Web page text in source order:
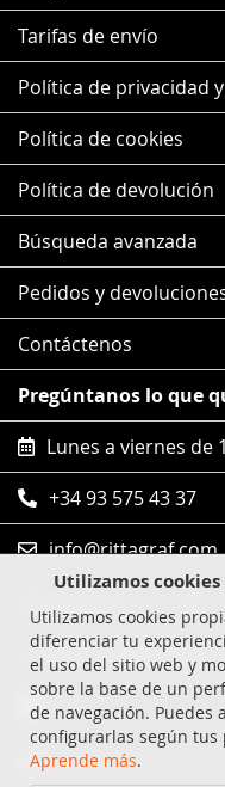
Utilizamos
Utilizamos cookies
diferenciar tu
el uso del sitio web y
sobre la base de un
de navegación. Puedes
configurarlas según tus
Aprende más.
Tarifas de envío
Política de privacidad
Política de cookies
Política de devolución
Búsqueda avanzada
Pedidos y
Contáctenos
Pregúntanos lo que
Lunes a viernes de
+34 93 575 43 37
info@rittagraf.com
Compras 100%
Visa
MasterCard